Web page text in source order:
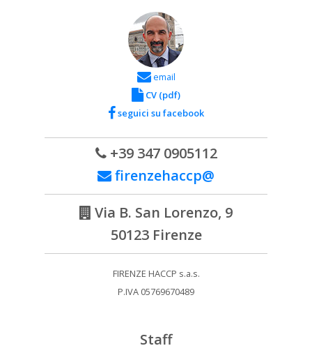
email
CV (pdf)
seguici su facebook
+39 347 0905112
firenzehaccp@
Via B. San Lorenzo, 9
50123 Firenze
FIRENZE HACCP s.a.s.
P.IVA 05769670489
Staff